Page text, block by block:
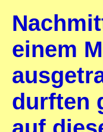
einem
durften